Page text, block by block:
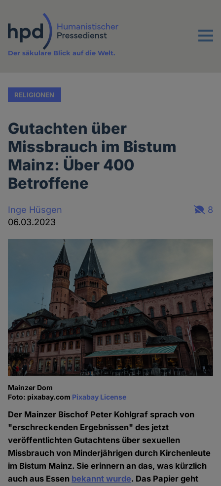
Inhalt
Menu
Der säkulare Blick auf die Welt.
RELIGIONEN
Gutachten über
Missbrauch im Bistum
Mainz: Über 400
Betroffene
Inge Hüsgen
06.03.2023
8
Mainzer Dom
Foto: pixabay.com Pixabay License
Der Mainzer Bischof Peter Kohlgraf sprach von
"erschreckenden Ergebnissen" des jetzt
veröffentlichten Gutachtens über sexuellen
Missbrauch von Minderjährigen durch Kirchenleute
im Bistum Mainz. Sie erinnern an das, was kürzlich
auch aus Essen bekannt wurde. Das Papier geht